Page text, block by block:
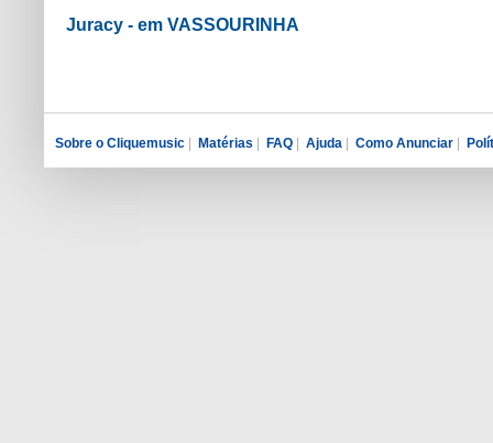
Juracy - em VASSOURINHA
Sobre o Cliquemusic Matérias FAQ Ajuda Como Anunciar